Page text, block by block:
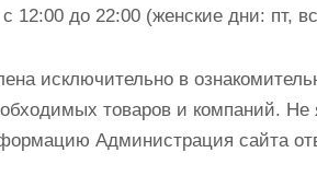
12:00 до 22:00 (женские дни: пт,
исключительно в
товаров и компаний. Не
Администрация сайта